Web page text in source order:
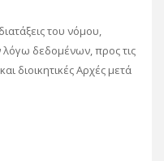
του νόμου,
λόγω δεδομένων, προς τις
διοικητικές Αρχές μετά